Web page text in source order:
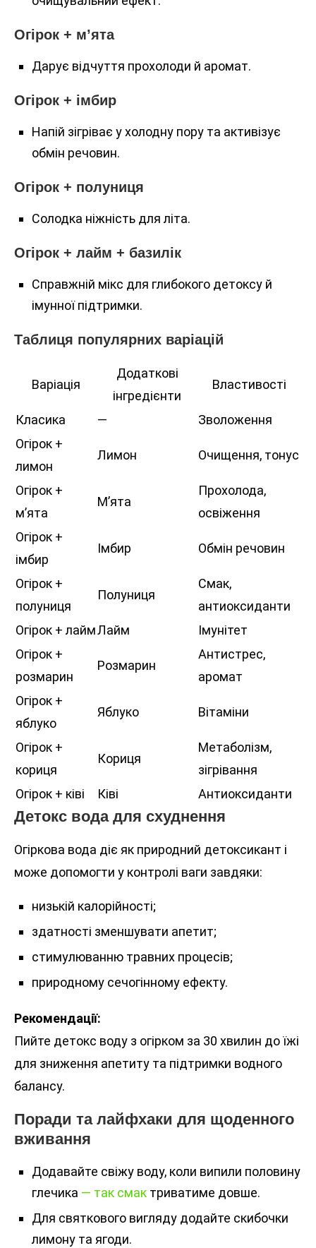
Огірок + м’ята
Дарує відчуття прохолоди й аромат.
Огірок + імбир
Напій зігріває у холодну пору та активізує
обмін речовин.
Огірок + полуниця
Солодка ніжність для літа.
Огірок + лайм + базилік
Справжній мікс для глибокого детоксу й
імунної підтримки.
Таблиця популярних варіацій
Варіація
Додаткові
інгредієнти
Властивості
Класика —
Зволоження
Огірок +
лимон
Лимон Очищення, тонус
Огірок +
м’ята
М’ята
Прохолода,
освіження
Огірок +
імбир
Імбир Обмін речовин
Огірок +
полуниця
Полуниця
Смак,
антиоксиданти
Огірок + лаймЛайм
Імунітет
Огірок +
розмарин
Розмарин
Антистрес,
аромат
Огірок +
яблуко
Яблуко Вітаміни
Огірок +
кориця
Кориця
Метаболізм,
зігрівання
Огірок + ківі
Ківі Антиоксиданти
Детокс вода для схуднення
Огіркова вода діє як природний детоксикант і
може допомогти у контролі ваги завдяки:
низькій калорійності;
здатності зменшувати апетит;
стимулюванню травних процесів;
природному сечогінному ефекту.
Рекомендації:
Пийте детокс воду з огірком за 30 хвилин до їжі
для зниження апетиту та підтримки водного
балансу.
Поради та лайфхаки для щоденного
вживання
Додавайте свіжу воду, коли випили половину
глечика — так смак триватиме довше.
Для святкового вигляду додайте скибочки
лимону та ягоди.